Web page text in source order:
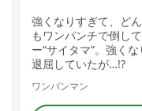
強くなりすぎて、ど
もワンパンチで倒し
ー“サイタマ”。強く
退屈していたが…!?
ワンパンマン